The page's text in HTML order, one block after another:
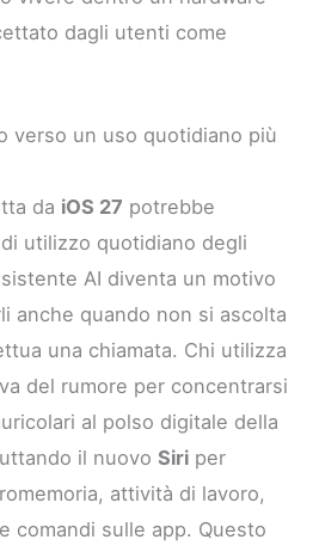
dagli utenti come
verso un uso quotidiano più
da iOS 27 potrebbe
utilizzo quotidiano degli
AI diventa un motivo
anche quando non si ascolta
una chiamata. Chi utilizza
del rumore per concentrarsi
al polso digitale della
il nuovoSiri per
attività di lavoro,
comandi sulle app. Questo